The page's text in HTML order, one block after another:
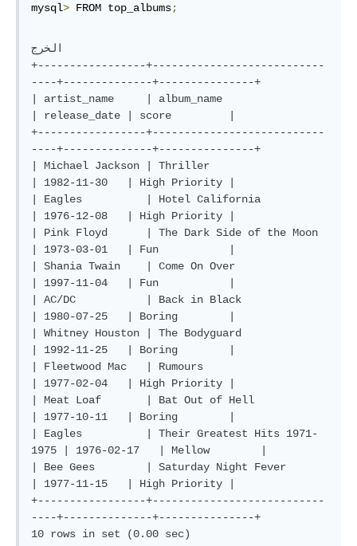
mysql> FROM top_albums;
الخرج
+-----------------+---------------------------
----+--------------+---------------+
| artist_name     | album_name
| release_date | score         |
+-----------------+---------------------------
----+--------------+---------------+
| Michael Jackson | Thriller
| 1982-11-30   | High Priority |
| Eagles          | Hotel California
| 1976-12-08   | High Priority |
| Pink Floyd      | The Dark Side of the Moon
| 1973-03-01   | Fun           |
| Shania Twain    | Come On Over
| 1997-11-04   | Fun           |
| AC/DC           | Back in Black
| 1980-07-25   | Boring        |
| Whitney Houston | The Bodyguard
| 1992-11-25   | Boring        |
| Fleetwood Mac   | Rumours
| 1977-02-04   | High Priority |
| Meat Loaf       | Bat Out of Hell
| 1977-10-11   | Boring        |
| Eagles          | Their Greatest Hits 1971-
1975 | 1976-02-17   | Mellow        |
| Bee Gees        | Saturday Night Fever
| 1977-11-15   | High Priority |
+-----------------+---------------------------
----+--------------+---------------+